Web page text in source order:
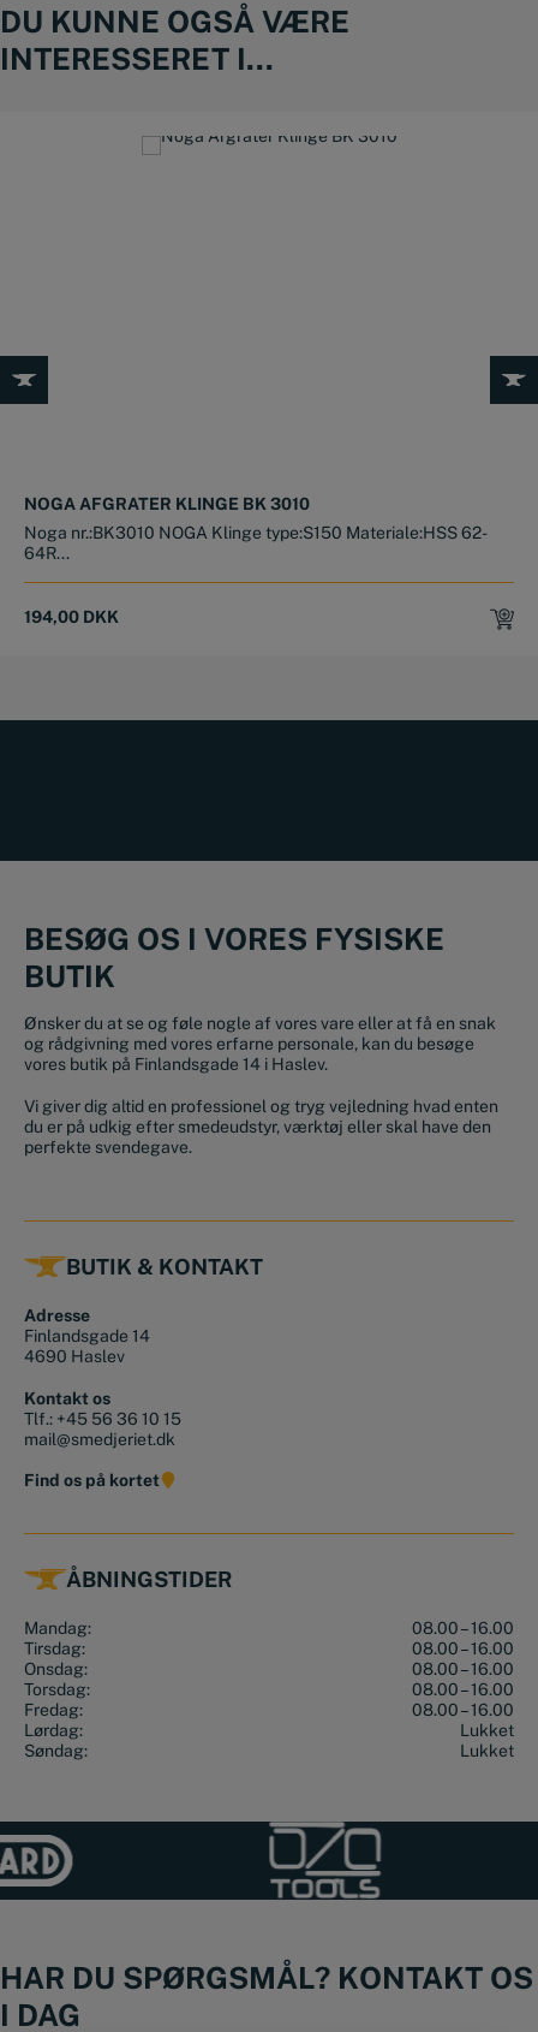
DU KUNNE OGSÅ VÆRE
INTERESSERET I...
NOGA AFGRATER KLINGE BK 3010
Noga nr.:BK3010 NOGA Klinge type:S150 Materiale:HSS 62-
64R...
194,00 DKK
BESØG OS I VORES FYSISKE
BUTIK
Ønsker du at se og føle nogle af vores vare eller at få en snak
og rådgivning med vores erfarne personale, kan du besøge
vores butik på Finlandsgade 14 i Haslev.
Vi giver dig altid en professionel og tryg vejledning hvad enten
du er på udkig efter smedeudstyr, værktøj eller skal have den
perfekte svendegave.
BUTIK & KONTAKT
Adresse
Finlandsgade 14
4690 Haslev
Kontakt os
Tlf.: +45 56 36 10 15
mail@smedjeriet.dk
Find os på kortet
ÅBNINGSTIDER
Mandag:
08.00 – 16.00
Tirsdag:
08.00 – 16.00
Onsdag:
08.00 – 16.00
Torsdag:
08.00 – 16.00
Fredag:
08.00 – 16.00
Lørdag:
Lukket
Søndag:
Lukket
HAR DU SPØRGSMÅL? KONTAKT OS
I DAG